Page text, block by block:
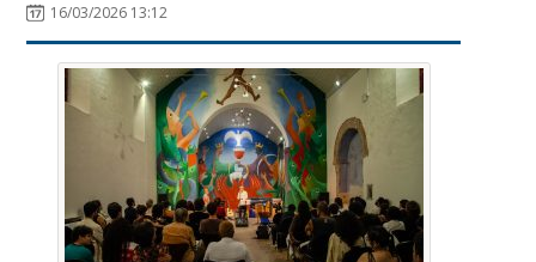
16/03/2026 13:12